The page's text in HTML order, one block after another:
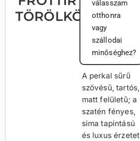
TÖRÖLKÖZŐKRŐL
válasszam
otthonra
vagy
szállodai
minőséghez?
A perkal sűrű
szövésű, tartós,
matt felületű; a
szatén fényes,
sima tapintású
és luxus érzetet